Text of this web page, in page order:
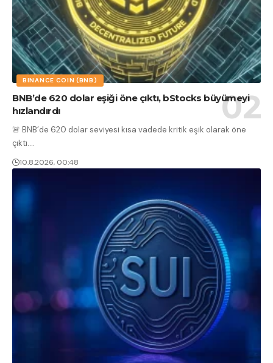
BINANCE COIN (BNB)
BNB’de 620 dolar eşiği öne çıktı, bStocks büyümeyi
hızlandırdı
🚨 BNB’de 620 dolar seviyesi kısa vadede kritik eşik olarak öne
çıktı.…
10.8.2026, 00:48